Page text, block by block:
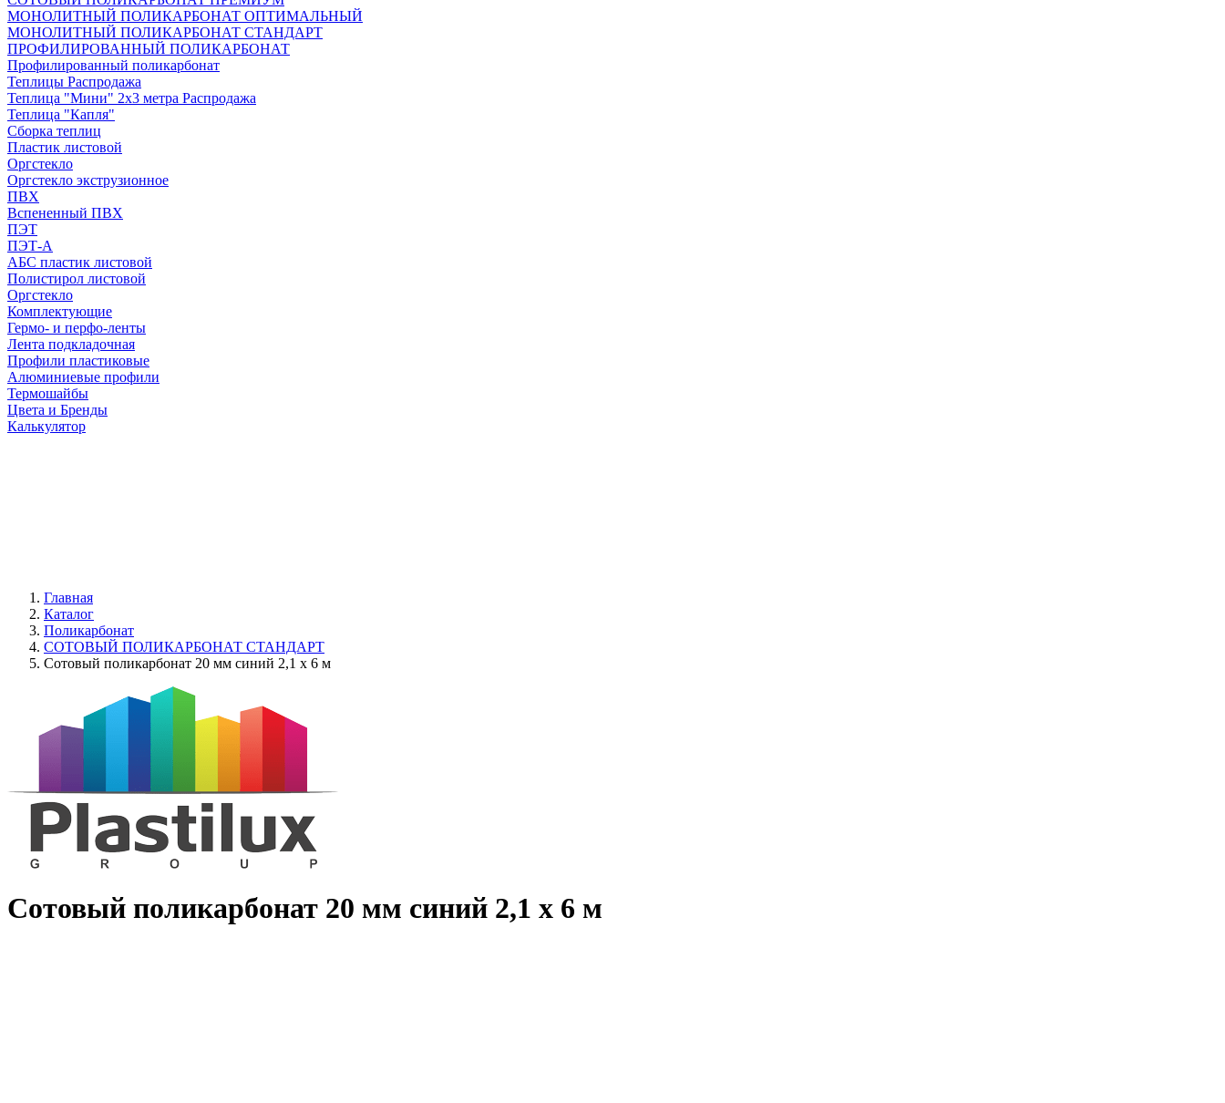
МОНОЛИТНЫЙ ПОЛИКАРБОНАТ ОПТИМАЛЬНЫЙ
МОНОЛИТНЫЙ ПОЛИКАРБОНАТ СТАНДАРТ
ПРОФИЛИРОВАННЫЙ ПОЛИКАРБОНАТ
Профилированный поликарбонат
Теплицы Распродажа
Теплица "Мини" 2х3 метра Распродажа
Теплица "Капля"
Сборка теплиц
Пластик листовой
Оргстекло
Оргстекло экструзионное
ПВХ
Вспененный ПВХ
ПЭТ
ПЭТ-А
АБС пластик листовой
Полистирол листовой
Оргстекло
Комплектующие
Гермо- и перфо-ленты
Лента подкладочная
Профили пластиковые
Алюминиевые профили
Термошайбы
Цвета и Бренды
Калькулятор
Главная
Каталог
Поликарбонат
СОТОВЫЙ ПОЛИКАРБОНАТ СТАНДАРТ
Сотовый поликарбонат 20 мм синий 2,1 x 6 м
Сотовый поликарбонат 20 мм синий 2,1 x 6 м